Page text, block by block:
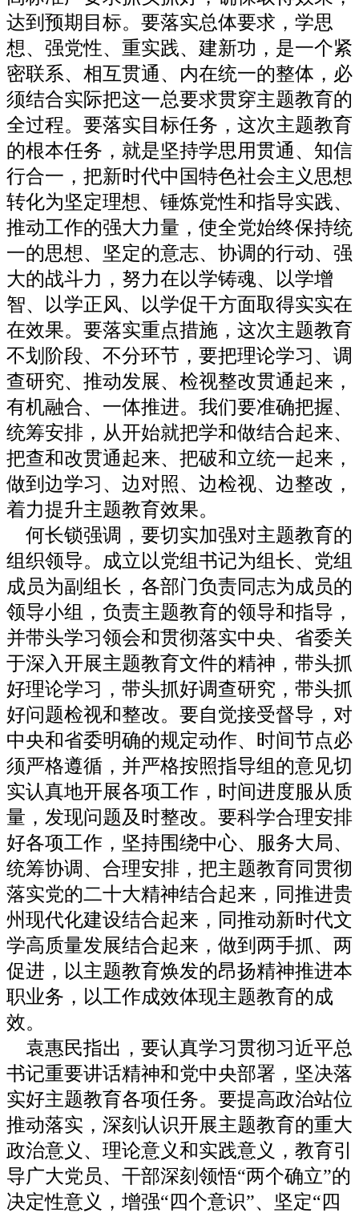
达到预期目标。要落实总体要求，学思
想、强党性、重实践、建新功，是一个紧
密联系、相互贯通、内在统一的整体，必
须结合实际把这一总要求贯穿主题教育的
全过程。要落实目标任务，这次主题教育
的根本任务，就是坚持学思用贯通、知信
行合一，把新时代中国特色社会主义思想
转化为坚定理想、锤炼党性和指导实践、
推动工作的强大力量，使全党始终保持统
一的思想、坚定的意志、协调的行动、强
大的战斗力，努力在以学铸魂、以学增
智、以学正风、以学促干方面取得实实在
在效果。要落实重点措施，这次主题教育
不划阶段、不分环节，要把理论学习、调
查研究、推动发展、检视整改贯通起来，
有机融合、一体推进。我们要准确把握、
统筹安排，从开始就把学和做结合起来、
把查和改贯通起来、把破和立统一起来，
做到边学习、边对照、边检视、边整改，
着力提升主题教育效果。
何长锁强调，要切实加强对主题教育的
组织领导。成立以党组书记为组长、党组
成员为副组长，各部门负责同志为成员的
领导小组，负责主题教育的领导和指导，
并带头学习领会和贯彻落实中央、省委关
于深入开展主题教育文件的精神，带头抓
好理论学习，带头抓好调查研究，带头抓
好问题检视和整改。要自觉接受督导，对
中央和省委明确的规定动作、时间节点必
须严格遵循，并严格按照指导组的意见切
实认真地开展各项工作，时间进度服从质
量，发现问题及时整改。要科学合理安排
好各项工作，坚持围绕中心、服务大局、
统筹协调、合理安排，把主题教育同贯彻
落实党的二十大精神结合起来，同推进贵
州现代化建设结合起来，同推动新时代文
学高质量发展结合起来，做到两手抓、两
促进，以主题教育焕发的昂扬精神推进本
职业务，以工作成效体现主题教育的成
效。
袁惠民指出，要认真学习贯彻习近平总
书记重要讲话精神和党中央部署，坚决落
实好主题教育各项任务。要提高政治站位
推动落实，深刻认识开展主题教育的重大
政治意义、理论意义和实践意义，教育引
导广大党员、干部深刻领悟“两个确立”的
决定性意义，增强“四个意识”、坚定“四